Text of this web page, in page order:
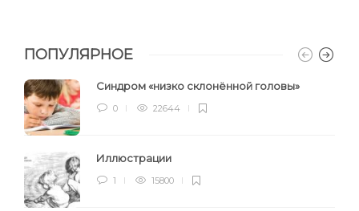
ПОПУЛЯРНОЕ
Синдром «низко склонённой головы»
0 22644
Иллюстрации
1 15800